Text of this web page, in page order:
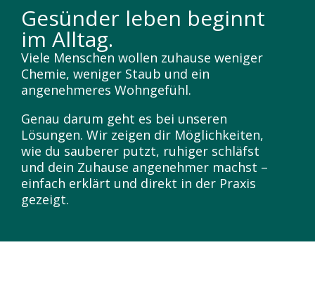
Gesünder leben beginnt
im Alltag.
Viele Menschen wollen zuhause weniger
Chemie, weniger Staub und ein
angenehmeres Wohngefühl.
Genau darum geht es bei unseren
Lösungen. Wir zeigen dir Möglichkeiten,
wie du sauberer putzt, ruhiger schläfst
und dein Zuhause angenehmer machst –
einfach erklärt und direkt in der Praxis
gezeigt.